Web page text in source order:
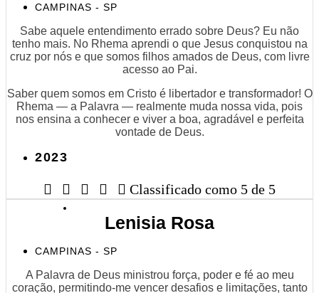
CAMPINAS - SP
Sabe aquele entendimento errado sobre Deus? Eu não
tenho mais. No Rhema aprendi o que Jesus conquistou na
cruz por nós e que somos filhos amados de Deus, com livre
acesso ao Pai.
Saber quem somos em Cristo é libertador e transformador! O
Rhema — a Palavra — realmente muda nossa vida, pois
nos ensina a conhecer e viver a boa, agradável e perfeita
vontade de Deus.
2023
     Classificado como 5 de 5
Lenisia Rosa
CAMPINAS - SP
A Palavra de Deus ministrou força, poder e fé ao meu
coração, permitindo-me vencer desafios e limitações, tanto